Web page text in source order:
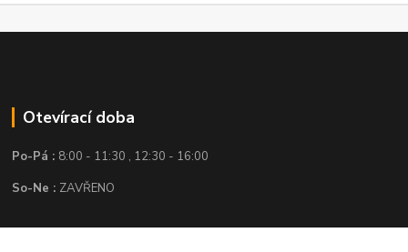
Otevírací doba
Po-Pá : 8:00 - 11:30 , 12:30 - 16:00
So-Ne : ZAVŘENO